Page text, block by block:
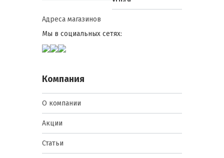
Адреса магазинов
Мы в социальных сетях:
Компания
О компании
Акции
Статьи